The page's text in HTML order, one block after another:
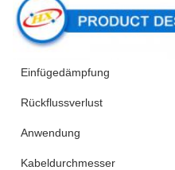
Einfügedämpfung
Rückflussverlust
Anwendung
Kabeldurchmesser